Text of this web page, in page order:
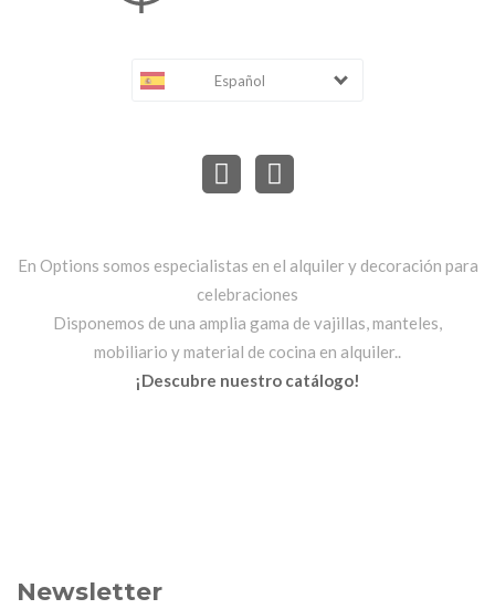
Español
En Options somos especialistas en el alquiler y decoración para
celebraciones
Disponemos de una amplia gama de vajillas, manteles,
mobiliario y material de cocina en alquiler..
¡Descubre nuestro catálogo!
Newsletter